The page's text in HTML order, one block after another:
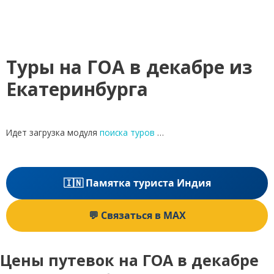
Туры на ГОА в декабре из
Екатеринбурга
Идет загрузка модуля поиска туров …
🇮🇳 Памятка туриста Индия
💬 Связаться в MAX
Цены путевок на ГОА в декабре